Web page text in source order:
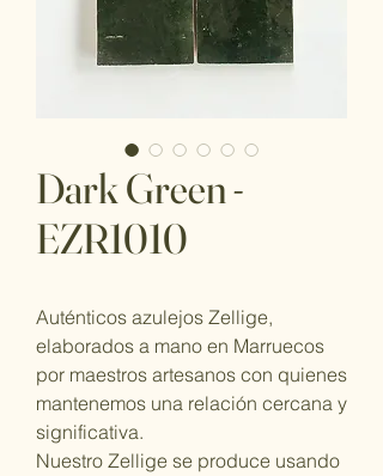
Dark Green -
EZR1010
Auténticos azulejos Zellige,
elaborados a mano en Marruecos
por maestros artesanos con quienes
mantenemos una relación cercana y
significativa.
Nuestro Zellige se produce usando